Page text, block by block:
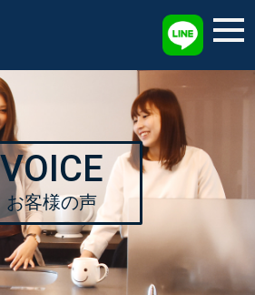
VOICE
お客様の声